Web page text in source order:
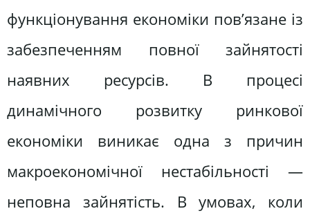
функціонування економіки пов’язане із
забезпеченням повної зайнятості
наявних ресурсів. В процесі
динамічного розвитку ринкової
економіки виникає одна з причин
макроекономічної нестабільності —
неповна зайнятість. В умовах, коли